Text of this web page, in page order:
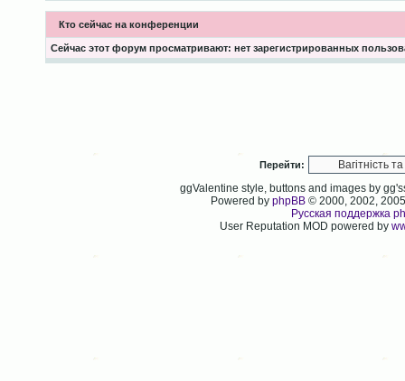
Кто сейчас на конференции
Сейчас этот форум просматривают: нет зарегистрированных
Перейти:
ggValentine style, buttons and images by
Powered byphpBB © 2000, 2002,
Русская поддержка
User Reputation MOD powered by